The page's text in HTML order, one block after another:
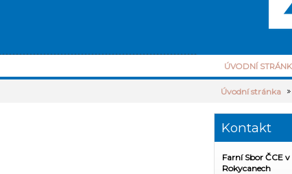
ÚVODNÍ
Úvodní stránka
Kontakt
Farní Sbor ČCE v
Rokycanech